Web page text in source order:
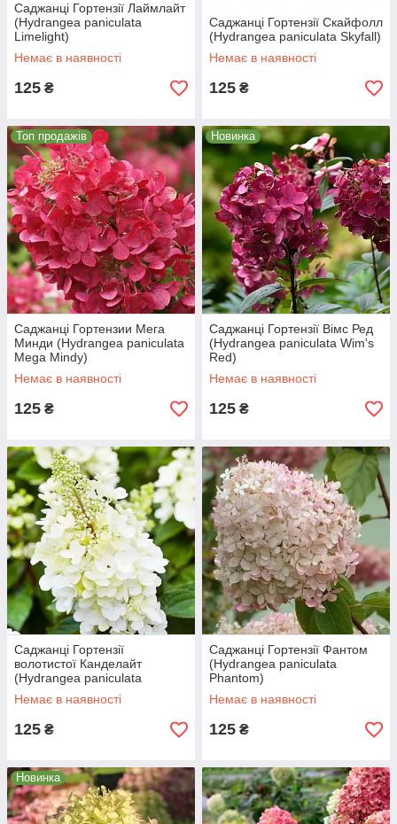
Саджанці Гортензії Лаймлайт
(Hydrangea paniculata
Limelight)
Немає в наявності
125 ₴
Саджанці Гортензії Скайфолл
(Hydrangea paniculata Skyfall)
Немає в наявності
125 ₴
Топ продажів
Саджанці Гортензии Мега
Минди (Hydrangea paniculata
Mega Mindy)
Немає в наявності
125 ₴
Новинка
Саджанці Гортензії Вімс Ред
(Hydrangea paniculata Wim's
Red)
Немає в наявності
125 ₴
Саджанці Гортензії
волотистої Канделайт
(Hydrangea paniculata
Candlelight)
Немає в наявності
125 ₴
Саджанці Гортензії Фантом
(Hydrangea paniculata
Phantom)
Немає в наявності
125 ₴
Новинка